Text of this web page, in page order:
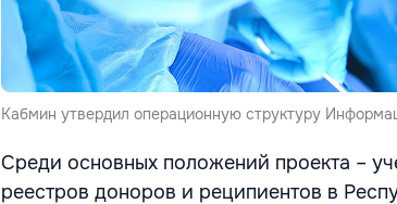
Кабмин утвердил операционную структуру
Среди основных положений проекта –
реестров доноров и реципиентов в